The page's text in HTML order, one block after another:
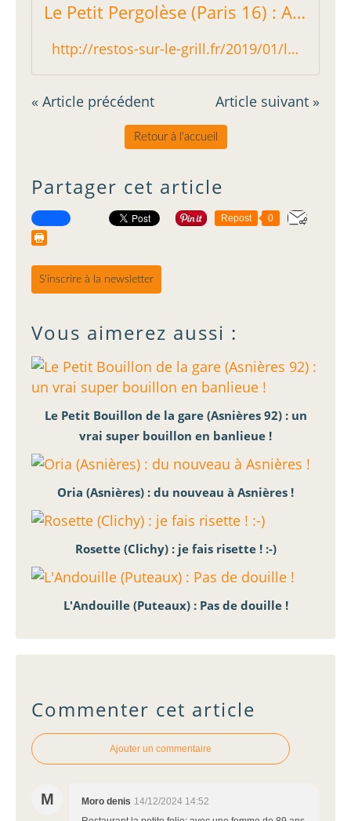
Le Petit Pergolèse (Paris 16) : A l'aise Albert! - Restos sur le Grill - Blog critique des restaurants de Paris indépendant !
http://restos-sur-le-grill.fr/2019/01/le-petit-pergolese-paris-16-a-l-aise-albert.html
« Article précédent Article suivant »
Retour à l'accueil
Partager cet article
Repost 0
S'inscrire à la newsletter
Vous aimerez aussi :
Le Petit Bouillon de la gare (Asnières 92) : un
vrai super bouillon en banlieue !
Oria (Asnières) : du nouveau à Asnières !
Rosette (Clichy) : je fais risette ! :-)
L'Andouille (Puteaux) : Pas de douille !
Commenter cet article
Ajouter un commentaire
M Moro denis 14/12/2024 14:52